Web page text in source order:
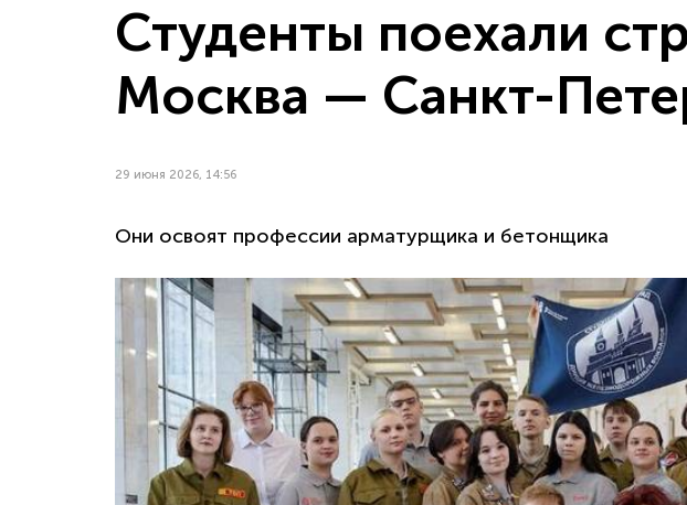
Студенты поехали
Москва — Санкт-
29 июня 2026, 14:56
Они освоят профессии арматурщика и бетонщика